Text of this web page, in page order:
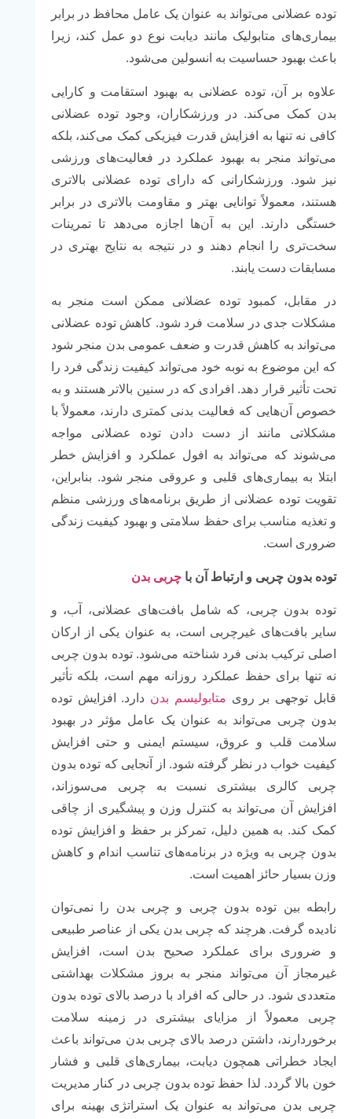
توده عضلانی می‌تواند به عنوان یک عامل محافظ در برابر
بیماری‌های متابولیک مانند دیابت نوع دو عمل کند، زیرا
باعث بهبود حساسیت به انسولین می‌شود.
علاوه بر آن، توده عضلانی به بهبود استقامت و کارایی
بدن کمک می‌کند. در ورزشکاران، وجود توده عضلانی
کافی نه تنها به افزایش قدرت فیزیکی کمک می‌کند، بلکه
می‌تواند منجر به بهبود عملکرد در فعالیت‌های ورزشی
نیز شود. ورزشکارانی که دارای توده عضلانی بالاتری
هستند، معمولاً توانایی بهتر و مقاومت بالاتری در برابر
خستگی دارند. این به آن‌ها اجازه می‌دهد تا تمرینات
سخت‌تری را انجام دهند و در نتیجه به نتایج بهتری در
مسابقات دست یابند.
در مقابل، کمبود توده عضلانی ممکن است منجر به
مشکلات جدی در سلامت فرد شود. کاهش توده عضلانی
می‌تواند به کاهش قدرت و ضعف عمومی بدن منجر شود
که این موضوع به نوبه خود می‌تواند کیفیت زندگی فرد را
تحت تأثیر قرار دهد. افرادی که در سنین بالاتر هستند و به
خصوص آن‌هایی که فعالیت بدنی کمتری دارند، معمولاً با
مشکلاتی مانند از دست دادن توده عضلانی مواجه
می‌شوند که می‌تواند به افول عملکرد و افزایش خطر
ابتلا به بیماری‌های قلبی و عروقی منجر شود. بنابراین،
تقویت توده عضلانی از طریق برنامه‌های ورزشی منظم
و تغذیه مناسب برای حفظ سلامتی و بهبود کیفیت زندگی
ضروری است.
توده بدون چربی و ارتباط آن باچربی بدن
توده بدون چربی، که شامل بافت‌های عضلانی، آب، و
سایر بافت‌های غیرچربی است، به عنوان یکی از ارکان
اصلی ترکیب بدنی فرد شناخته می‌شود. توده بدون چربی
نه تنها برای حفظ عملکرد روزانه مهم است، بلکه تأثیر
قابل توجهی بر روی متابولیسم بدن دارد. افزایش توده
بدون چربی می‌تواند به عنوان یک عامل مؤثر در بهبود
سلامت قلب و عروق، سیستم ایمنی و حتی افزایش
کیفیت خواب در نظر گرفته شود. از آنجایی که توده بدون
چربی کالری بیشتری نسبت به چربی می‌سوزاند،
افزایش آن می‌تواند به کنترل وزن و پیشگیری از چاقی
کمک کند. به همین دلیل، تمرکز بر حفظ و افزایش توده
بدون چربی به ویژه در برنامه‌های تناسب اندام و کاهش
وزن بسیار حائز اهمیت است.
رابطه بین توده بدون چربی و چربی بدن را نمی‌توان
نادیده گرفت. هرچند که چربی بدن یکی از عناصر طبیعی
و ضروری برای عملکرد صحیح بدن است، افزایش
غیرمجاز آن می‌تواند منجر به بروز مشکلات بهداشتی
متعددی شود. در حالی که افراد با درصد بالای توده بدون
چربی معمولاً از مزایای بیشتری در زمینه سلامت
برخوردارند، داشتن درصد بالای چربی بدن می‌تواند باعث
ایجاد خطراتی همچون دیابت، بیماری‌های قلبی و فشار
خون بالا گردد. لذا حفظ توده بدون چربی در کنار مدیریت
چربی بدن می‌تواند به عنوان یک استراتژی بهینه برای